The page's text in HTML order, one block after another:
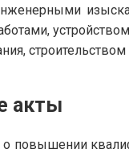
акты
о повышении